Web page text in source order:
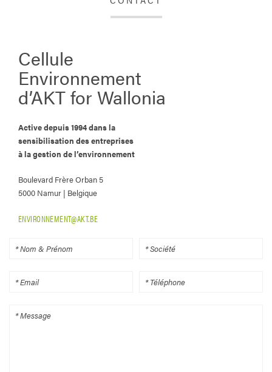
Cellule
Environnement
d’AKT for Wallonia
Active depuis 1994 dans la
sensibilisation des entreprises
à la gestion de l’environnement
Boulevard Frère Orban 5
5000 Namur | Belgique
ENVIRONNEMENT@AKT.BE